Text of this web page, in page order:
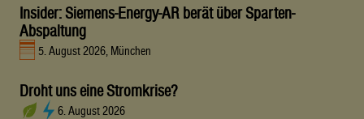
Insider: Siemens-Energy-AR berät über Sparten-
Abspaltung
5. August 2026, München
Droht uns eine Stromkrise?
6. August 2026